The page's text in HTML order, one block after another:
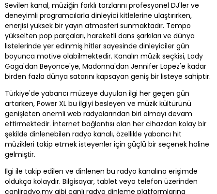
Sevilen kanal, müziğin farklı tarzlarını profesyonel DJ'ler ve
deneyimli programcılarla dinleyici kitlelerine ulaştırırken,
enerjisi yüksek bir yayın atmosferi sunmaktadır. Tempo
yükselten pop parçaları, hareketli dans şarkıları ve dünya
listelerinde yer edinmiş hitler sayesinde dinleyiciler gün
boyunca motive olabilmektedir. Kanalın müzik seçkisi, Lady
Gaga'dan Beyonce'ye, Madonna'dan Jennifer Lopez'e kadar
birden fazla dünya satarını kapsayan geniş bir listeye sahiptir.
Türkiye'de yabancı müzeye duyulan ilgi her geçen gün
artarken, Power XL bu ilgiyi besleyen ve müzik kültürünü
genişleten önemli web radyolarından biri olmayı devam
ettirmektedir. İnternet bağlantısı olan her cihazdan kolay bir
şekilde dinlenebilen radyo kanalı, özellikle yabancı hit
müzikleri takip etmek isteyenler için güçlü bir seçenek haline
gelmiştir.
İlgi ile takip edilen ve dinlenen bu radyo kanalına erişimde
oldukça kolaydır. Bilgisayar, tablet veya telefon üzerinden
canliradyo.my gibi canlı radyo dinleme platformlarına